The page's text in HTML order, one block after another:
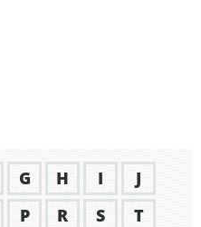
G H I
J
P R S
T